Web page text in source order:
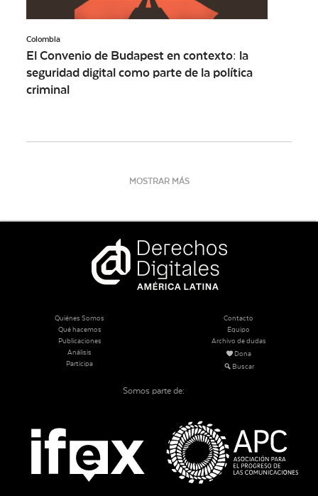
Colombia
El Convenio de Budapest en contexto: la
seguridad digital como parte de la política
criminal
MOSTRAR MÁS
Quiénes Somos
Qué hacemos
Publicaciones
Análisis
Participa
Contacto
Equipo
Archivo de dudas
Dona
Buscar
Somos parte de: